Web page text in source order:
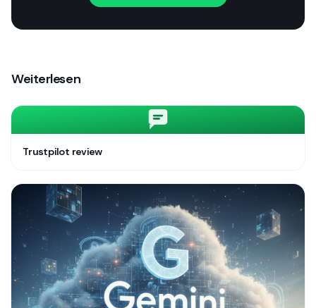
Weiterlesen
Trustpilot review